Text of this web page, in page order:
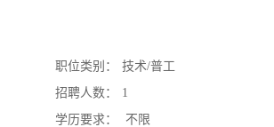
职位类别：
技术/普工
招聘人数：
1
学历要求：
不限